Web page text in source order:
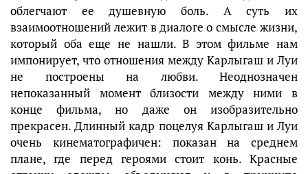
облегчают ее душевную боль. А суть их
взаимоотношений лежит в диалоге о смысле жизни,
который оба еще не нашли. В этом фильме нам
импонирует, что отношения между Карлыгаш и Луи
не построены на любви. Неоднозначен
непоказанный момент близости между ними в
конце фильма, но даже он изобразительно
прекрасен. Длинный кадр поцелуя Карлыгаш и Луи
очень кинематографичен: показан на среднем
плане, где перед героями стоит конь. Красные